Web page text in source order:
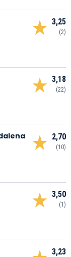
3,25
(2)
3,18
(22)
2,70
(10)
3,50
(1)
3,23